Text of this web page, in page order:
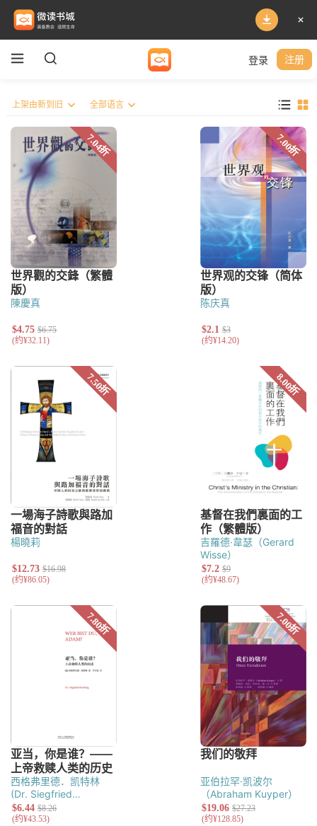
登录 注册
陳慶真 陈庆真
楊曉莉
吉羅德·韋瑟（Gerard
Wisse）
西格弗里德．凯特林
(Dr. Siegfried
Kettling)
亚伯拉罕·凯波尔
（Abraham Kuyper）